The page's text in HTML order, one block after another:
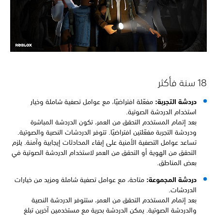
دردشة التجربة:مفعّلة افتراضيًا، مع عوامل تصفية شاملة وخيار
استخدام الدردشة الصوتية.
بعد إتمام المستخدم التحقق من العمر، تكون الدردشة المباشرة
ودردشة التجربة مفعّلتين افتراضيًا. تتوفر الدردشات النصية والصوتية.
تساعد عوامل التصفية الأمنية على إبقاء المحادثات إيجابية وآمنة. يلزم
التحقق من الهوية أو التحقق من العمر لاستخدام الدردشة الصوتية في
بعض المناطق.
دردشة المجموعة:متاحة، مع عوامل تصفية شاملة ومزيد من خيارات
الدردشات.
بعد إتمام المستخدم التحقق من العمر، ستتوفر الدردشة النصية
والدردشة الصوتية. يمكن الدردشة بحرية مع مستخدمين آخرين تبلغ